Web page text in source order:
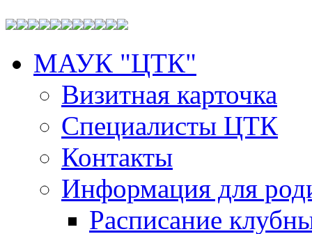
МАУК "ЦТК"
Визитная карточка
Специалисты ЦТК
Контакты
Информация для
Расписание